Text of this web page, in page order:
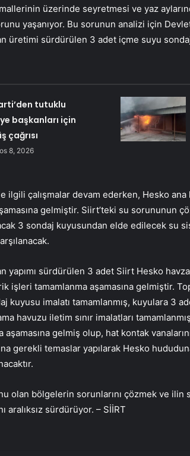
üzerinde seyretmesi ve yaz
yaşanıyor. Bu sorunun analizi için
üretimi sürdürülen 3 adet içme suyu
tutuklu
başkanları için
çağrısı
8, 2026
ilgili çalışmalar devam ederken, Hesko ana
gelmiştir. Siirt’teki su sorununun
3 sondaj kuyusundan elde edilecek su
yapımı sürdürülen 3 adet Siirt Hesko
işleri tamamlanma aşamasına gelmiştir.
kuyusu imalatı tamamlanmış, kuyulara 3
havuzu iletim sınır imalatları
aşamasına gelmiş olup, hat kontak
gerekli temaslar yapılarak Hesko
olan bölgelerin sorunlarını çözmek ve ilin
aralıksız sürdürüyor. – SİİRT